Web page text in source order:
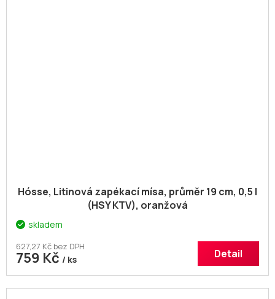
Hósse, Litinová zapékací mísa, průměr 19 cm, 0,5 l
(HSY KTV), oranžová
skladem
627,27 Kč bez DPH
759 Kč / ks Detail